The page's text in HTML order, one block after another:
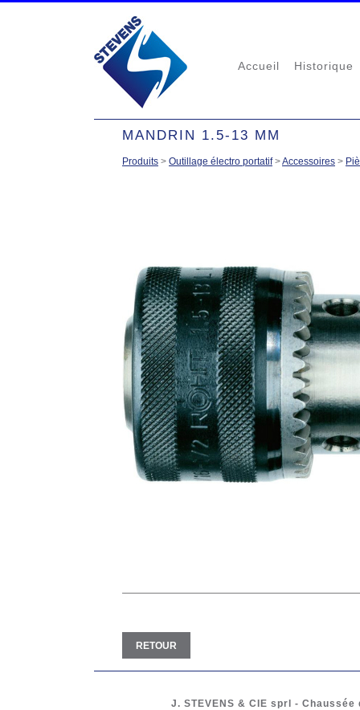
Accueil Historique
MANDRIN 1.5-13 MM
Produits > Outillage électro portatif>Accessoires >
RETOUR
J. STEVENS & CIE sprl - Chaussée